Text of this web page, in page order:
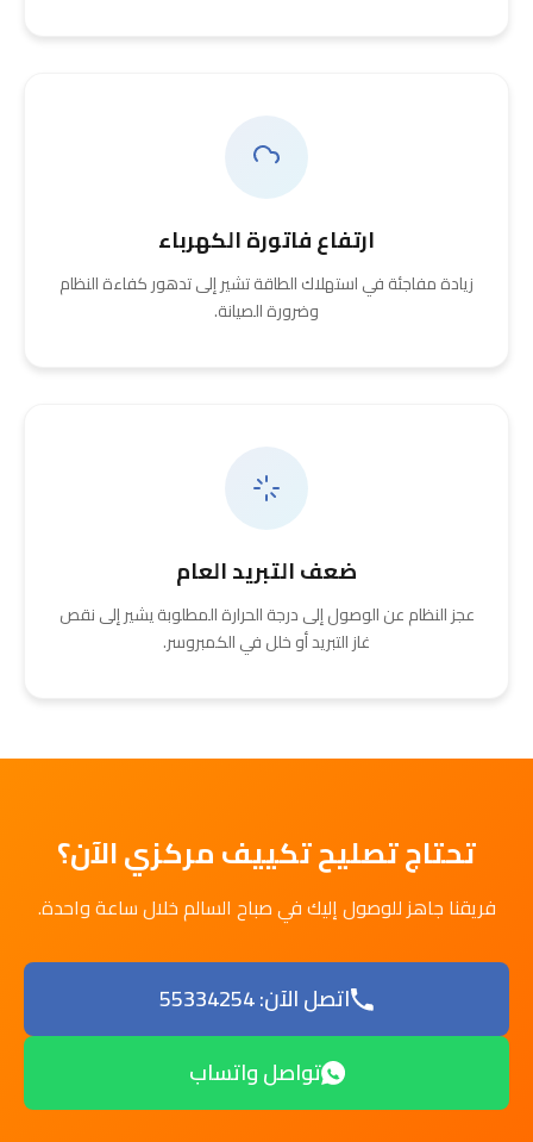
ارتفاع فاتورة الكهرباء
زيادة مفاجئة في استهلاك الطاقة تشير إلى تدهور كفاءة النظام
وضرورة الصيانة.
ضعف التبريد العام
عجز النظام عن الوصول إلى درجة الحرارة المطلوبة يشير إلى نقص
غاز التبريد أو خلل في الكمبروسر.
تحتاج تصليح تكييف مركزي الآن؟
فريقنا جاهز للوصول إليك في صباح السالم خلال ساعة واحدة.
اتصل الآن: 55334254
تواصل واتساب